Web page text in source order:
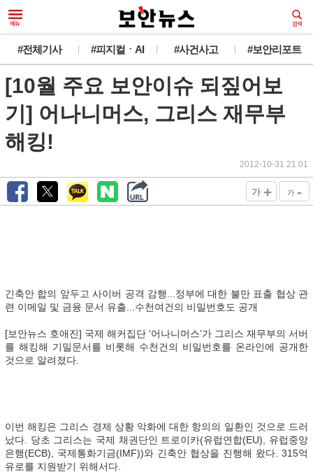
#전체기사 #피지컬ㆍAI #사건사고 #보안리포트
[10월 주요 보안이슈 되짚어보
기] 어나니머스, 그리스 재무부
해킹!
2012-10-31 21:01
가 + 가 -
긴축안 합의 앞두고 사이버 공격 감행...정부에 대한 불만 표출 협상 관
련 이메일 및 금융 문서 유출...수천여건의 비밀번호도 공개
[보안뉴스 호애진] 국제 해커집단 ‘어나니머스’가 그리스 재무부의 서버
를 해킹해 기밀문서를 비롯해 수천건의 비밀번호를 온라인에 공개한
것으로 알려졌다.
이번 해킹은 그리스 경제 상황 악화에 대한 항의의 일환인 것으로 드러
났다. 당초 그리스는 국제 채권단인 트로이카(유럽연합(EU), 유럽중앙
은행(ECB), 국제통화기금(IMF))와 긴축안 협상을 진행해 왔다. 315억
유로를 지원받기 위해서다.